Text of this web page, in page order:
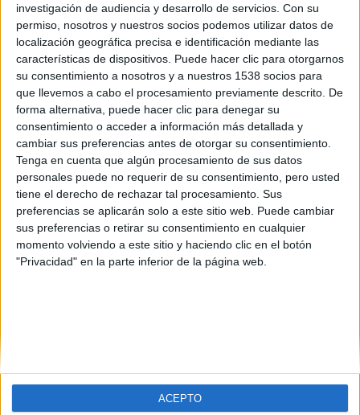
investigación de audiencia y desarrollo de servicios. Con su
permiso, nosotros y nuestros socios podemos utilizar datos de
localización geográfica precisa e identificación mediante las
características de dispositivos. Puede hacer clic para otorgarnos
su consentimiento a nosotros y a nuestros 1538 socios para
que llevemos a cabo el procesamiento previamente descrito. De
forma alternativa, puede hacer clic para denegar su
consentimiento o acceder a información más detallada y
cambiar sus preferencias antes de otorgar su consentimiento.
Tenga en cuenta que algún procesamiento de sus datos
personales puede no requerir de su consentimiento, pero usted
tiene el derecho de rechazar tal procesamiento. Sus
preferencias se aplicarán solo a este sitio web. Puede cambiar
sus preferencias o retirar su consentimiento en cualquier
momento volviendo a este sitio y haciendo clic en el botón
"Privacidad" en la parte inferior de la página web.
ACEPTO
Se aplaza el estreno de ‘La lista
de los deseos’ con...
David Pérez "Davicine" - 25 abril, 2020
SOBRE NOSOTROS
No es cine todo lo que reluce
es una web dedicada a la
SÍGUENOS